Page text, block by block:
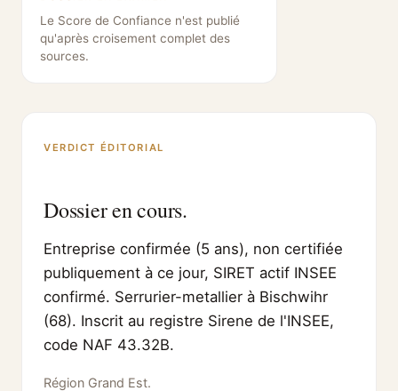
Le Score de Confiance n'est publié
qu'après croisement complet des
sources.
VERDICT ÉDITORIAL
Dossier en cours.
Entreprise confirmée (5 ans), non certifiée
publiquement à ce jour, SIRET actif INSEE
confirmé. Serrurier-metallier à Bischwihr
(68). Inscrit au registre Sirene de l'INSEE,
code NAF 43.32B.
Région Grand Est.